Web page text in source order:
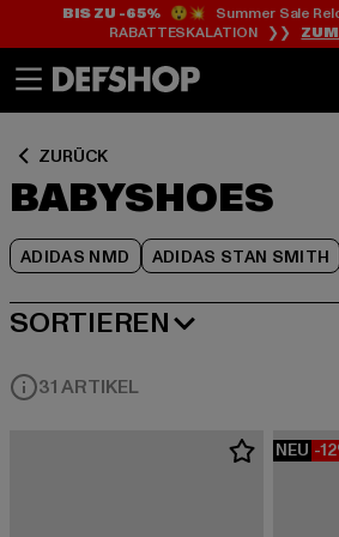
Zum
Inhalt
Zum
BIS ZU -65%😲💥 Summer Sale
RABATTESKALATION ❯❯
ZURÜCK
BABYSHOES
ADIDAS NMD ADIDAS STAN SMITH
Zum
SORTIEREN
BELIEBTESTE
31 ARTIKEL
NEU -